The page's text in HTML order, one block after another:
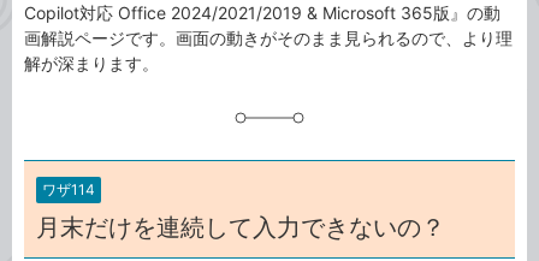
Copilot対応 Office 2024/2021/2019 & Microsoft 365版』の動
画解説ページです。画面の動きがそのまま見られるので、より理
解が深まります。
ワザ114
月末だけを連続して入力できないの？